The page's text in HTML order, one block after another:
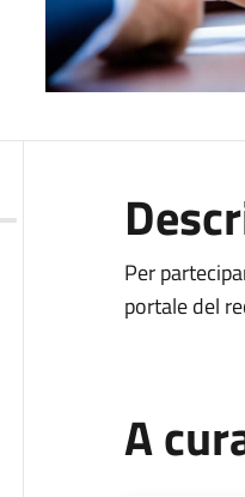
Per
portale del
A